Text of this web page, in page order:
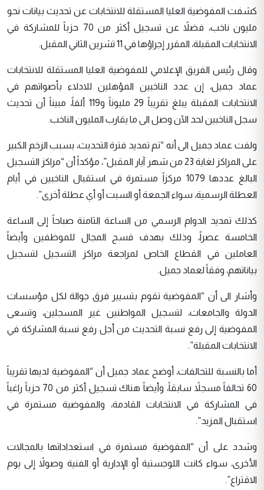
كشفت المفوضية العليا المستقلة للانتخابات عن تحديث بيانات نحو
مليون ناخب، فضلاً عن تسجيل أكثر من 70 حزباً للمشاركة في
الانتخابات المقبلة، المقرر إجراؤها في 11 تشرين الثاني المقبل.
وقال رئيس الفريق الإعلامي للمفوضية العليا المستقلة للانتخابات
عماد جميل، إن عدد الناخبين المؤهلين للادلاء بأصواتهم في
الانتخابات المقبلة يبلغ تقريباً 29 مليوناً و119 ألفاً، مبيناً أن تحديث
سجل الناخبين لحد الآن وصل الى ما يقارب المليون الناخب.
ولفت عماد جميل الى أنه “تم تمديد فترة التحديث، بسبب الزخم الكبير
على المراكز لغاية 23 من شهر آيار المقبل”، مؤكداً أن “مراكز التسجيل
البالغ عددها 1079 مركزاً مستمرة في استقبال الناخبين في أيام
العطلة الرسمية، سواء الجمعة أو السبت أو أي عطلة أخرى”.
كذلك تمديد الدوام الرسمي من الساعة الثامنة صباحاً إلى الساعة
الخامسة عصراً، وذلك بهدف فسح المجال للموظفين وأيضاً
العاملين في القطاع الخاص لمراجعة مراكز التسجيل لتسجيل
بياناتهم، وفقاً لعماد جميل.
وأشار الى أن “المفوضية تقوم بتسيير فرق جوالة لكل مؤسسات
الدولة والجامعات، لتسجيل المواطنين غير المسجلين، وتسعى
المفوضية إلى رفع نسبة التحديث من أجل رفع نسبة المشاركة في
الانتخابات المقبلة”.
أما بالنسبة للتحالفات، أوضح عماد جميل أن “المفوضية لديها تقريباً
60 تحالفاً مسجلاً سابقاً، وأيضاً هناك تسجيل أكثر من 70 حزباً راغباً
في المشاركة في الانتخابات القادمة، والمفوضية مستمرة في
استقبال المزيد”.
وشدد على أن “المفوضية مستمرة في استعداداتها بالمجالات
الأخرى، سواء كانت اللوجستية أو الإدارية أو الفنية وصولاً إلى يوم
الاقتراع”.